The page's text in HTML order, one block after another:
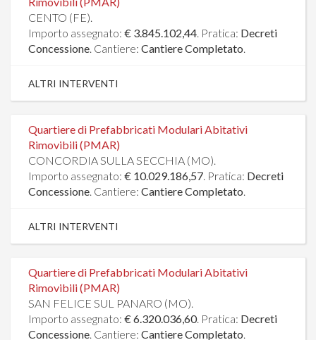
CENTO (FE).
Importo assegnato: € 3.845.102,44. Pratica: Decreti
Concessione. Cantiere: Cantiere Completato.
ALTRI INTERVENTI
Quartiere di Prefabbricati Modulari Abitativi
Rimovibili (PMAR)
CONCORDIA SULLA SECCHIA (MO).
Importo assegnato: € 10.029.186,57. Pratica: Decreti
Concessione. Cantiere: Cantiere Completato.
ALTRI INTERVENTI
Quartiere di Prefabbricati Modulari Abitativi
Rimovibili (PMAR)
SAN FELICE SUL PANARO (MO).
Importo assegnato: € 6.320.036,60. Pratica: Decreti
Concessione. Cantiere: Cantiere Completato.